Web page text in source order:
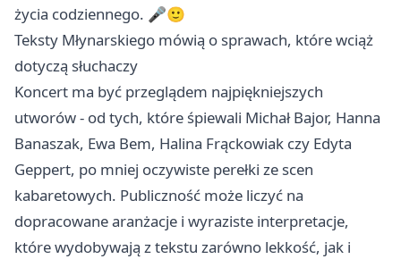
życia codziennego. 🎤🙂
Teksty Młynarskiego mówią o sprawach, które wciąż
dotyczą słuchaczy
Koncert ma być przeglądem najpiękniejszych
utworów - od tych, które śpiewali Michał Bajor, Hanna
Banaszak, Ewa Bem, Halina Frąckowiak czy Edyta
Geppert, po mniej oczywiste perełki ze scen
kabaretowych. Publiczność może liczyć na
dopracowane aranżacje i wyraziste interpretacje,
które wydobywają z tekstu zarówno lekkość, jak i